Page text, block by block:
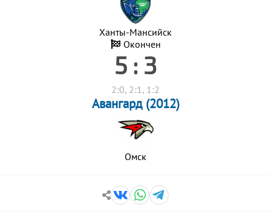
Ханты-Мансийск
Окончен
5 : 3
2:0, 2:1, 1:2
Авангард (2012)
Омск